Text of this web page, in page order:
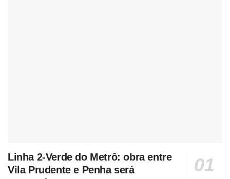
Linha 2-Verde do Metrô: obra entre
Vila Prudente e Penha será